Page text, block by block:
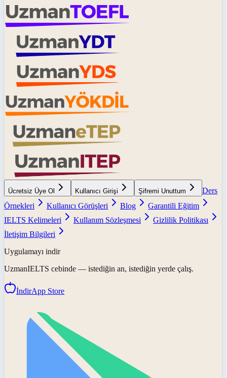
Ücretsiz Üye Ol Kullanıcı Girişi Şifremi Unuttum
Ders
Örnekleri
Kullanıcı Görüşleri Blog
Garantili Eğitim
IELTS Kelimeleri
Kullanım Sözleşmesi
Gizlilik Politikası
İletişim Bilgileri
Uygulamayı indir
UzmanIELTS cebinde — istediğin an, istediğin yerde çalış.
İndirApp Store